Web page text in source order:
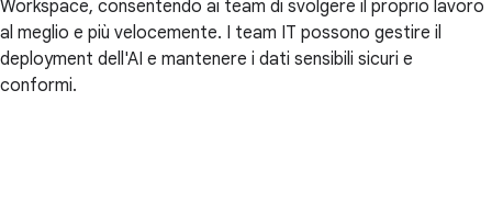
Workspace, consentendo ai team di svolgere il proprio lavoro
al meglio e più velocemente. I team IT possono gestire il
deployment dell'AI e mantenere i dati sensibili sicuri e
conformi.